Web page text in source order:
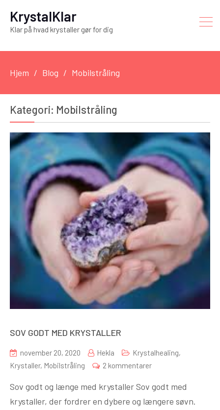
KrystalKlar
Klar på hvad krystaller gør for dig
Hjem Blog Mobilstråling
Kategori: Mobilstråling
SOV GODT MED KRYSTALLER
november 20, 2020 Hekla Krystalhealing,
Krystaller, Mobilstråling 2 kommentarertil
GODT
MED
Sov godt og længe med krystaller Sov godt med
krystaller, der fordrer en dybere og længere søvn.